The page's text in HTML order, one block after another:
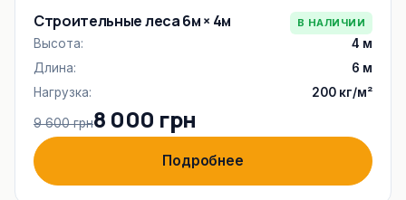
Строительные леса 6м × 4м В НАЛИЧИИ
Высота:
4 м
Длина:
6 м
Нагрузка:
200 кг/м²
9 600 грн8 000 грн
Подробнее